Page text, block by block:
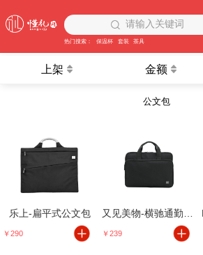
请输入关键词
热门搜索： 保温杯 套装 茶具
上架 金额
公文包
乐上-扁平式公文包
￥290 ￥239